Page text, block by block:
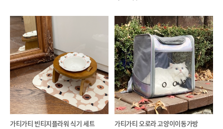
가티가티 빈티지플라워 식기 세트 가티가티 오로라 고양이이동가방